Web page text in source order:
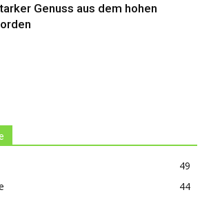
Genuss aus dem hohen
49
44